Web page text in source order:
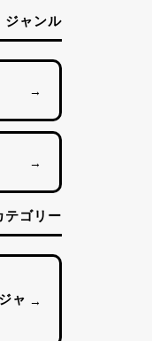
ジャンル
→
→
テゴリー
ャ →